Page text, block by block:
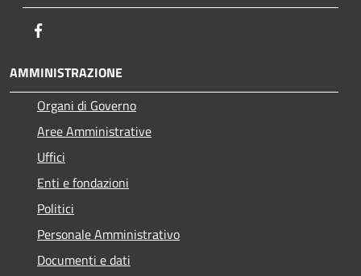
AMMINISTRAZIONE
Organi di Governo
Aree Amministrative
Uffici
Enti e fondazioni
Politici
Personale Amministrativo
Documenti e dati